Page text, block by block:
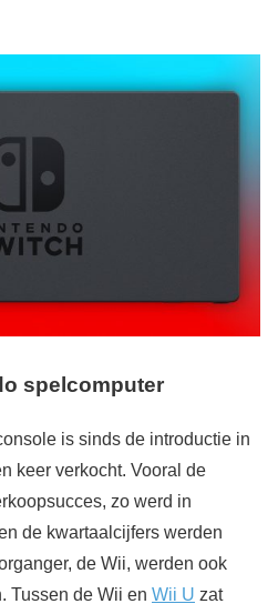
spelcomputer
is sinds de introductie in
keer verkocht. Vooral de
zo werd in
de kwartaalcijfers werden
de Wii, werden ook
Tussen de Wii en Wii U zat